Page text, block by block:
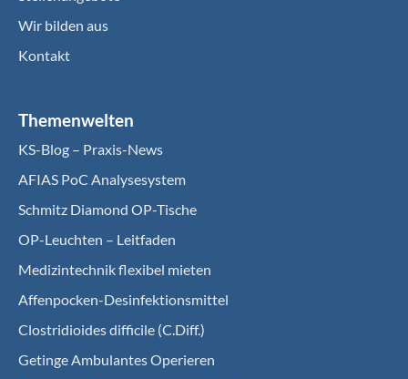
Wir bilden aus
Kontakt
Themenwelten
KS-Blog – Praxis-News
AFIAS PoC Analysesystem
Schmitz Diamond OP-Tische
OP-Leuchten – Leitfaden
Medizintechnik flexibel mieten
Affenpocken-Desinfektionsmittel
Clostridioides difficile (C.Diff.)
Getinge Ambulantes Operieren